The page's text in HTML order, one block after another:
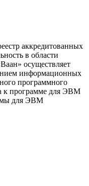
аккредитованных
в области
осуществляет
информационных
программного
к программе для ЭВМ
для ЭВМ